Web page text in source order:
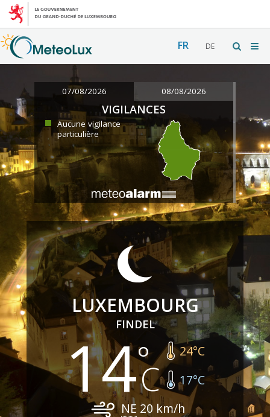
FR DE
07/08/2026 08/08/2026
VIGILANCES
Aucune vigilance
particulière
LUXEMBOURG
FINDEL
14 24°C
17°C
NE 20 km/h